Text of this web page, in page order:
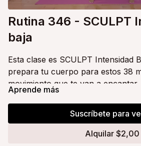
Rutina 346 - SCULPT
baja
Esta clase es SCULPT Intensidad
prepara tu cuerpo para estos 38
movimiento que te van a encantar.
No olvides tu agua, una toalla y
Tu coach y amiga,
Aprende más
Suscríbete para
Alquilar $2,00